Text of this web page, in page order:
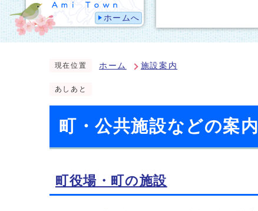
ホームへ
現在位置 ホーム 施設案内
あしあと
町・公共施設などの案内
町役場・町の施設